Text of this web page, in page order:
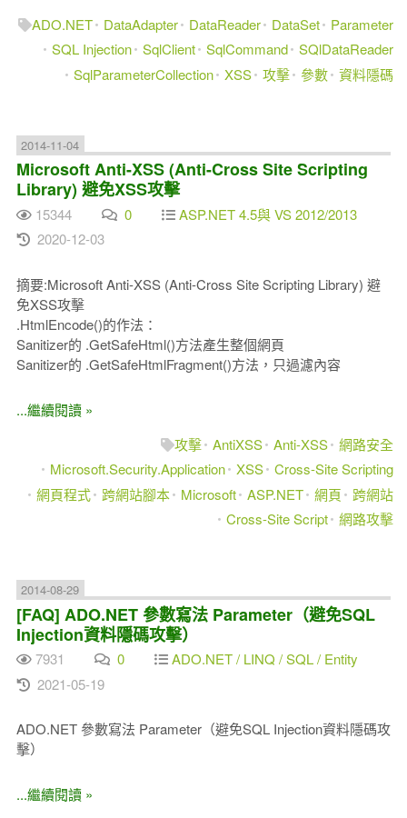
ADO.NET
DataAdapter DataReader DataSet
Parameter
SQL Injection SqlClient SqlCommand SQlDataReader
SqlParameterCollection XSS 攻擊 參數 資料隱碼
2014-11-04
Microsoft Anti-XSS (Anti-Cross Site Scripting
Library) 避免XSS攻擊
15344 0
ASP.NET 4.5與 VS 2012/2013
2020-12-03
摘要:Microsoft Anti-XSS (Anti-Cross Site Scripting Library) 避
免XSS攻擊
.HtmlEncode()的作法：
Sanitizer的 .GetSafeHtml()方法產生整個網頁
Sanitizer的 .GetSafeHtmlFragment()方法，只過濾內容
...繼續閱讀 »
攻擊 AntiXSS Anti-XSS 網路安全
Microsoft.Security.Application XSS Cross-Site Scripting
網頁程式
跨網站腳本 Microsoft ASP.NET 網頁
跨網站
Cross-Site Script 網路攻擊
2014-08-29
[FAQ] ADO.NET 參數寫法 Parameter（避免SQL
Injection資料隱碼攻擊）
7931 0
ADO.NET / LINQ / SQL / Entity
2021-05-19
ADO.NET 參數寫法 Parameter（避免SQL Injection資料隱碼攻
擊）
...繼續閱讀 »